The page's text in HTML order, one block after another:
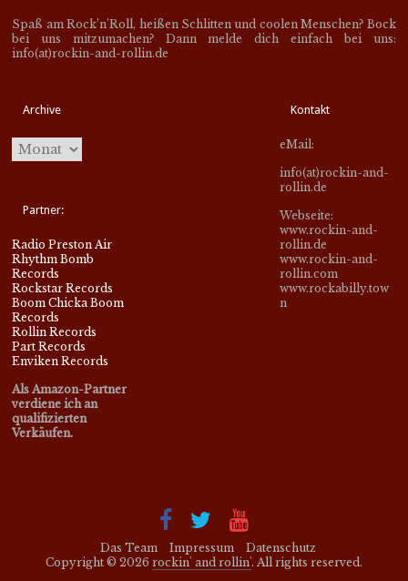
Spaß am Rock’n’Roll, heißen Schlitten und coolen Menschen? Bock
bei uns mitzumachen? Dann melde dich einfach bei uns:
info(at)rockin-and-rollin.de
Archive
Partner:
Radio Preston Air
Rhythm Bomb
Records
Rockstar Records
Boom Chicka Boom
Records
Rollin Records
Part Records
Enviken Records
Als Amazon-Partner
verdiene ich an
qualifizierten
Verkäufen.
Kontakt
eMail:
info(at)rockin-and-
rollin.de
Webseite:
www.rockin-and-
rollin.de
www.rockin-and-
rollin.com
www.rockabilly.tow
n
Das Team Impressum
Datenschutz
Copyright © 2026 rockin' and rollin'. All rights reserved.